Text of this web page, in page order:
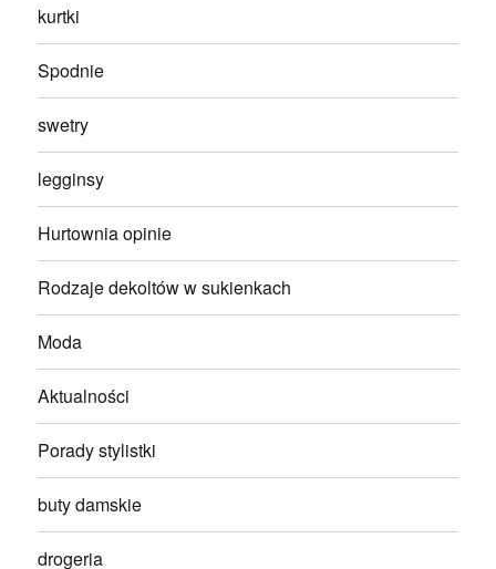
kurtki
Spodnie
swetry
legginsy
Hurtownia opinie
Rodzaje dekoltów w sukienkach
Moda
Aktualności
Porady stylistki
buty damskie
drogeria